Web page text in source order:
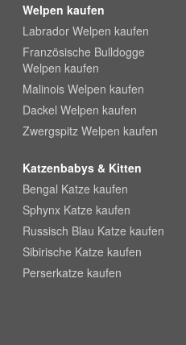
Welpen kaufen
Labrador Welpen kaufen
Französische Bulldogge
Welpen kaufen
Malinois Welpen kaufen
Dackel Welpen kaufen
Zwergspitz Welpen kaufen
Katzenbabys & Kitten
Bengal Katze kaufen
Sphynx Katze kaufen
Russisch Blau Katze kaufen
Sibirische Katze kaufen
Perserkatze kaufen